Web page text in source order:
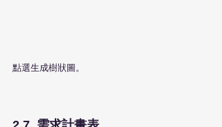
點選生成樹狀圖。